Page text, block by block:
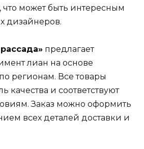
что может быть интересным
дизайнеров.
предлагает
лиан на основе
регионам. Все товары
качества и соответствуют
Заказ можно оформить
всех деталей доставки и